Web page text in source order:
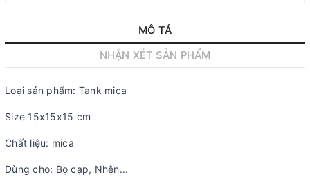
MÔ TẢ
NHẬN XÉT SẢN PHẨM
Loại sản phẩm: Tank mica
Size 15x15x15 cm
Chất liệu: mica
Dùng cho: Bọ cạp, Nhện...